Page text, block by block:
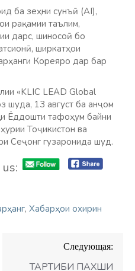
ба зеҳни сунъӣ (AI),
рақамии таълим,
дарс, шиносоӣ бо
ширкатҳои
Кореяро дар бар
«KLIC LEAD Global
шуда, 13 август ба анҷом
Ёддошти тафоҳум байни
Тоҷикистон ва
Сеҷонг гузаронида шуд.
, Хабарҳои охирин
Следующая:
ТАРТИБИ ПАХШИ